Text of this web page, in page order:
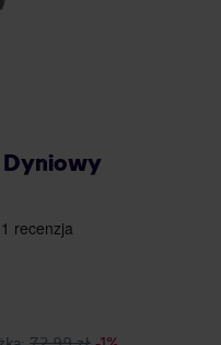
Dyniowy